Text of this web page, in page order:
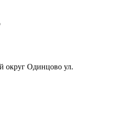
округ Одинцово ул.